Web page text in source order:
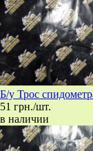
Б/у Трос
51 грн./шт.
в наличии